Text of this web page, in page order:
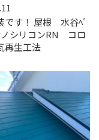
です！ 屋根 水谷ﾍﾟ
シリコンRN コロ
再生工法